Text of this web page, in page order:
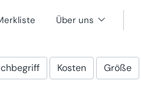
Über uns
Kosten Größe